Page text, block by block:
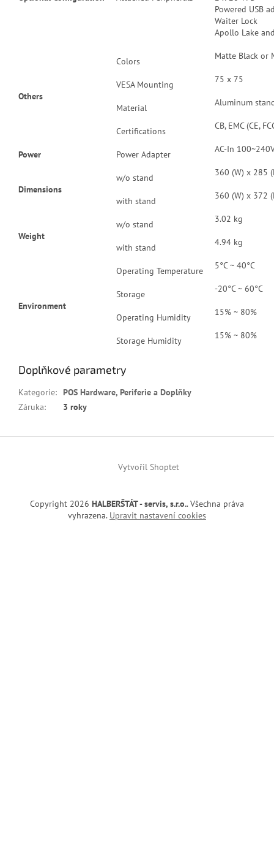
Powered USB
Waiter Lock
Apollo Lake
Others
Colors Matte Black or
VESA Mounting 75 x 75
Material Aluminum
Certifications CB, EMC (CE,
Power Power Adapter AC-In
Dimensions
w/o stand 360 (W) x 285
with stand 360 (W) x 372
Weight
w/o stand 3.02 kg
with stand 4.94 kg
Environment
Operating Temperature 5°C ~ 40°C
Storage -20°C ~ 60°C
Operating Humidity 15% ~ 80%
Storage Humidity 15% ~ 80%
Doplňkové parametry
Kategorie: POS Hardware, Periferie a Doplňky
Záruka: 3 roky
Vytvořil Shoptet
Copyright 2026 HALBERŠTÁT - servis, s.r.o.. Všechna práva
vyhrazena. Upravit nastavení cookies